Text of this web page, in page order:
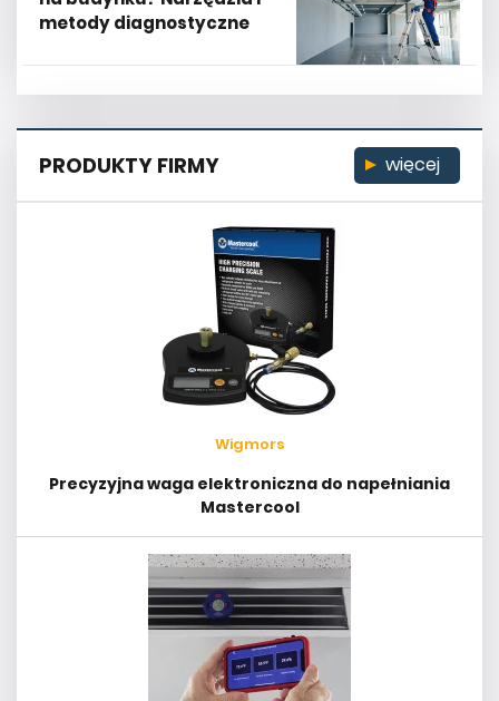
metody diagnostyczne
PRODUKTY FIRMY więcej
Wigmors
Precyzyjna waga elektroniczna do napełniania
Mastercool